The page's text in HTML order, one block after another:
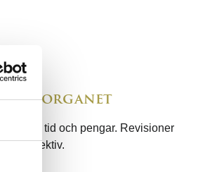
ni både tid och pengar. Revisioner
mer effektiv.